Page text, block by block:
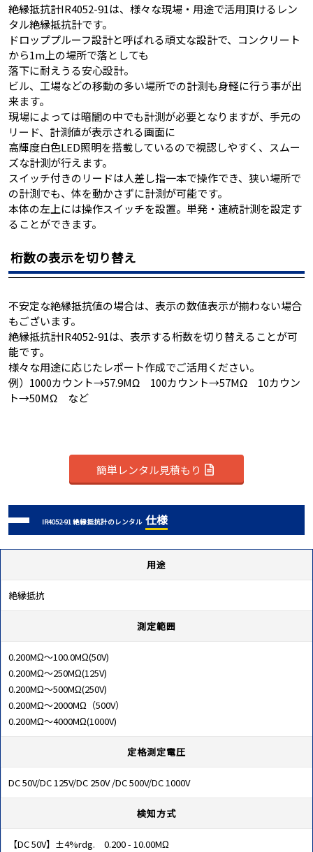
絶縁抵抗計IR4052-91は、様々な現場・用途で活用頂けるレン
タル絶縁抵抗計です。
ドロッププルーフ設計と呼ばれる頑丈な設計で、コンクリート
から1m上の場所で落としても
落下に耐えうる安心設計。
ビル、工場などの移動の多い場所での計測も身軽に行う事が出
来ます。
現場によっては暗闇の中でも計測が必要となりますが、手元の
リード、計測値が表示される画面に
高輝度白色LED照明を搭載しているので視認しやすく、スムー
ズな計測が行えます。
スイッチ付きのリードは人差し指一本で操作でき、狭い場所で
の計測でも、体を動かさずに計測が可能です。
本体の左上には操作スイッチを設置。単発・連続計測を設定す
ることができます。
桁数の表示を切り替え
不安定な絶縁抵抗値の場合は、表示の数値表示が揃わない場合
もございます。
絶縁抵抗計IR4052-91は、表示する桁数を切り替えることが可
能です。
様々な用途に応じたレポート作成でご活用ください。
例）1000カウント→57.9MΩ 100カウント→57MΩ 10カウン
ト→50MΩ など
簡単レンタル見積もり
IR4052-91 絶縁抵抗計のレンタル 仕様
用途
絶縁抵抗
測定範囲
0.200MΩ～100.0MΩ(50V)
0.200MΩ～250MΩ(125V)
0.200MΩ～500MΩ(250V)
0.200MΩ～2000MΩ（500V）
0.200MΩ～4000MΩ(1000V)
定格測定電圧
DC 50V/DC 125V/DC 250V /DC 500V/DC 1000V
検知方式
【DC 50V】±4%rdg. 0.200 - 10.00MΩ